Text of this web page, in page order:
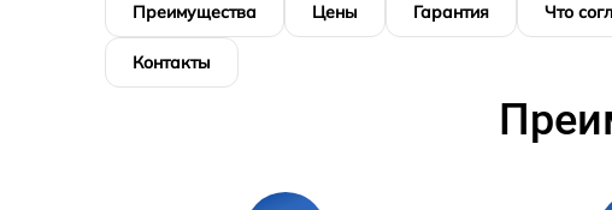
Преимущества Цены Гарантия Что
Контакты